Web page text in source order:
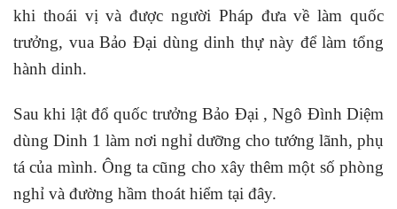
khi thoái vị và được người Pháp đưa về làm quốc
trưởng, vua Bảo Đại dùng dinh thự này để làm tổng
hành dinh.
Sau khi lật đổ quốc trưởng Bảo Đại , Ngô Đình Diệm
dùng Dinh 1 làm nơi nghỉ dưỡng cho tướng lãnh, phụ
tá của mình. Ông ta cũng cho xây thêm một số phòng
nghỉ và đường hầm thoát hiểm tại đây.